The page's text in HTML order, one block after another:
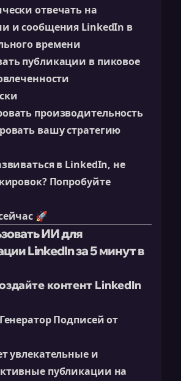
отвечать на
и сообщения LinkedIn в
времени
публикации в пиковое
производительность
вашу стратегию
в LinkedIn, не
Попробуйте
🚀
ИИ для
LinkedIn за 5 минут в
контент LinkedIn
Генератор Подписей от
увлекательные и
публикации на